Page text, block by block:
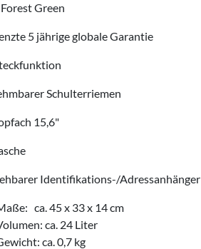
Forest Green
5 jährige globale Garantie
Schulterriemen
15,6"
Identifikations-/Adressanhänger
ca. 45 x 33 x 14 cm
ca. 24 Liter
ca. 0,7 kg